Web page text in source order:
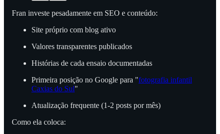
Fran investe pesadamente em SEO e conteúdo:
Site próprio com blog ativo
Valores transparentes publicados
Histórias de cada ensaio documentadas
Primeira posição no Google para "fotografia infantil
Caxias do Sul"
Atualização frequente (1-2 posts por mês)
Como ela coloca: